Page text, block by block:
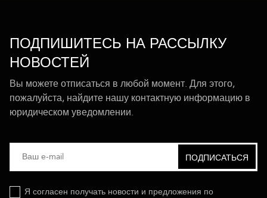
ПОДПИШИТЕСЬ НА РАССЫЛКУ
НОВОСТЕЙ
Вы можете отписаться в любой момент. Для этого,
пожалуйста, найдите нашу контактную информацию в
юридическом уведомлении.
Я согласен получать новости и предложения по